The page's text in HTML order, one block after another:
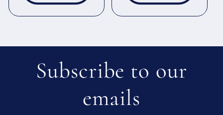
Subscribe to our
emails